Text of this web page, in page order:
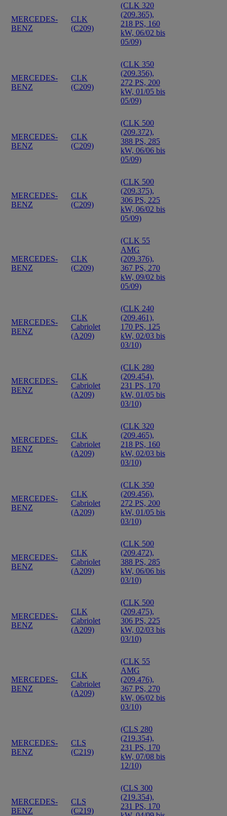
MERCEDES-
BENZ
CLK
(C209)
(CLK 320
(209.365),
218 PS, 160
kW, 06/02 bis
05/09)
MERCEDES-
BENZ
CLK
(C209)
(CLK 350
(209.356),
272 PS, 200
kW, 01/05 bis
05/09)
MERCEDES-
BENZ
CLK
(C209)
(CLK 500
(209.372),
388 PS, 285
kW, 06/06 bis
05/09)
MERCEDES-
BENZ
CLK
(C209)
(CLK 500
(209.375),
306 PS, 225
kW, 06/02 bis
05/09)
MERCEDES-
BENZ
CLK
(C209)
(CLK 55
AMG
(209.376),
367 PS, 270
kW, 09/02 bis
05/09)
MERCEDES-
BENZ
CLK
Cabriolet
(A209)
(CLK 240
(209.461),
170 PS, 125
kW, 02/03 bis
03/10)
MERCEDES-
BENZ
CLK
Cabriolet
(A209)
(CLK 280
(209.454),
231 PS, 170
kW, 01/05 bis
03/10)
MERCEDES-
BENZ
CLK
Cabriolet
(A209)
(CLK 320
(209.465),
218 PS, 160
kW, 02/03 bis
03/10)
MERCEDES-
BENZ
CLK
Cabriolet
(A209)
(CLK 350
(209.456),
272 PS, 200
kW, 01/05 bis
03/10)
MERCEDES-
BENZ
CLK
Cabriolet
(A209)
(CLK 500
(209.472),
388 PS, 285
kW, 06/06 bis
03/10)
MERCEDES-
BENZ
CLK
Cabriolet
(A209)
(CLK 500
(209.475),
306 PS, 225
kW, 02/03 bis
03/10)
MERCEDES-
BENZ
CLK
Cabriolet
(A209)
(CLK 55
AMG
(209.476),
367 PS, 270
kW, 06/02 bis
03/10)
MERCEDES-
BENZ
CLS
(C219)
(CLS 280
(219.354),
231 PS, 170
kW, 07/08 bis
12/10)
MERCEDES-
BENZ
CLS
(C219)
(CLS 300
(219.354),
231 PS, 170